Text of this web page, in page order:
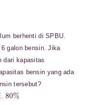
berhenti di SPBU.
galon bensin. Jika
dari kapasitas
bensin yang ada
tersebut?
80%